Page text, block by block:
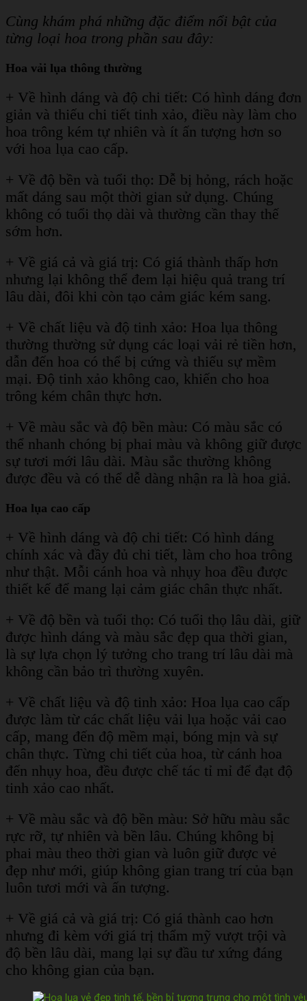
Cùng khám phá những đặc điểm nổi bật của
từng loại hoa trong phần sau đây:
Hoa vải lụa thông thường
+ Về hình dáng và độ chi tiết: Có hình dáng đơn
giản và thiếu chi tiết tinh xảo, điều này làm cho
hoa trông kém tự nhiên và ít ấn tượng hơn so
với hoa lụa cao cấp.
+ Về độ bền và tuổi thọ: Dễ bị hỏng, rách hoặc
mất dáng sau một thời gian sử dụng. Chúng
không có tuổi thọ dài và thường cần thay thế
sớm hơn.
+ Về giá cả và giá trị: Có giá thành thấp hơn
nhưng lại không thể đem lại hiệu quả trang trí
lâu dài, đôi khi còn tạo cảm giác kém sang.
+ Về chất liệu và độ tinh xảo: Hoa lụa thông
thường thường sử dụng các loại vải rẻ tiền hơn,
dẫn đến hoa có thể bị cứng và thiếu sự mềm
mại. Độ tinh xảo không cao, khiến cho hoa
trông kém chân thực hơn.
+ Về màu sắc và độ bền màu: Có màu sắc có
thể nhanh chóng bị phai màu và không giữ được
sự tươi mới lâu dài. Màu sắc thường không
được đều và có thể dễ dàng nhận ra là hoa giả.
Hoa lụa cao cấp
+ Về hình dáng và độ chi tiết: Có hình dáng
chính xác và đầy đủ chi tiết, làm cho hoa trông
như thật. Mỗi cánh hoa và nhụy hoa đều được
thiết kế để mang lại cảm giác chân thực nhất.
+ Về độ bền và tuổi thọ: Có tuổi thọ lâu dài, giữ
được hình dáng và màu sắc đẹp qua thời gian,
là sự lựa chọn lý tưởng cho trang trí lâu dài mà
không cần bảo trì thường xuyên.
+ Về chất liệu và độ tinh xảo: Hoa lụa cao cấp
được làm từ các chất liệu vải lụa hoặc vải cao
cấp, mang đến độ mềm mại, bóng mịn và sự
chân thực. Từng chi tiết của hoa, từ cánh hoa
đến nhụy hoa, đều được chế tác tỉ mỉ để đạt độ
tinh xảo cao nhất.
+ Về màu sắc và độ bền màu: Sở hữu màu sắc
rực rỡ, tự nhiên và bền lâu. Chúng không bị
phai màu theo thời gian và luôn giữ được vẻ
đẹp như mới, giúp không gian trang trí của bạn
luôn tươi mới và ấn tượng.
+ Về giá cả và giá trị: Có giá thành cao hơn
nhưng đi kèm với giá trị thẩm mỹ vượt trội và
độ bền lâu dài, mang lại sự đầu tư xứng đáng
cho không gian của bạn.